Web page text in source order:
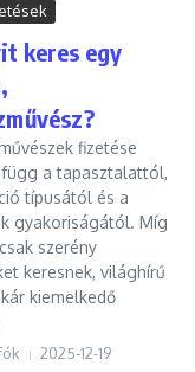
keres egy
fizetése
a tapasztalattól,
típusától és a
gyakoriságától. Míg
szerény
keresnek, világhírű
kiemelkedő
2025-12-19